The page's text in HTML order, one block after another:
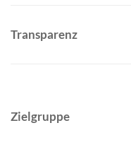
Transparenz
Zielgruppe